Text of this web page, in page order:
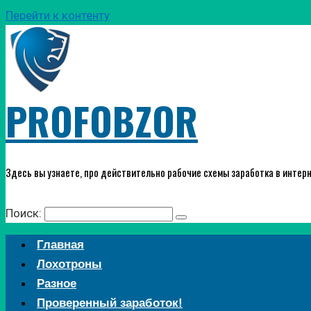
Перейти к контенту
PROFOBZOR
Здесь вы узнаете, про действительно рабочие схемы заработка в
Поиск:
Главная
Лохотроны
Разное
Проверенный заработок!